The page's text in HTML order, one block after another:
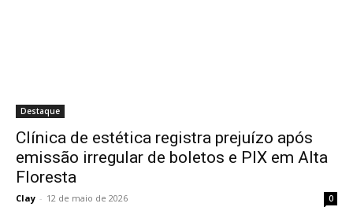
Destaque
Clínica de estética registra prejuízo após
emissão irregular de boletos e PIX em Alta
Floresta
Clay - 12 de maio de 2026 0